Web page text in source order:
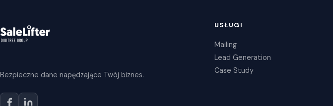
Bezpieczne dane napędzające Twój biznes.
USŁUGI
Mailing
Lead Generation
Case Study